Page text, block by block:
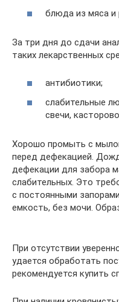
блюда из мяса и
За три дня до сдачи
таких лекарственных
антибиотики;
слабительные
свечи,
Хорошо промыть с
перед дефекацией.
дефекации для забора
слабительных. Это
с постоянными
емкость, без мочи.
При отсутствии
удается обработать
рекомендуется купить